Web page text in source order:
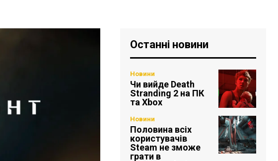
Останні новини
Новини
Чи вийде Death
Stranding 2 на ПК
та Xbox
Новини
Половина всіх
користувачів
Steam не зможе
грати в